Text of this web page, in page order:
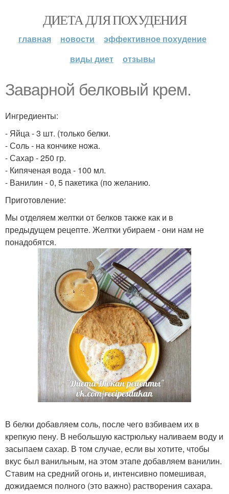
ДИЕТА ДЛЯ ПОХУДЕНИЯ
главная новости
эффективное похудение
виды диет
отзывы
Заварной белковый крем.
Ингредиенты:
- Яйца - 3 шт. (только белки.
- Соль - на кончике ножа.
- Сахар - 250 гр.
- Кипяченая вода - 100 мл.
- Ванилин - 0, 5 пакетика (по желанию.
Приготовление:
Мы отделяем желтки от белков также как и в
предыдущем рецепте. Желтки убираем - они нам не
понадобятся.
В белки добавляем соль, после чего взбиваем их в
крепкую пену. В небольшую кастрюльку наливаем воду и
засыпаем сахар. В том случае, если вы хотите, чтобы
вкус был ванильным, на этом этапе добавляем ванилин.
Ставим на средний огонь и, интенсивно помешивая,
дожидаемся полного (это важно) растворения сахара.